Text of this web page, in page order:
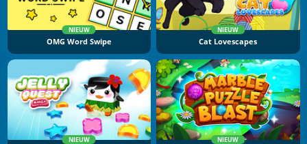
NIEUW
OMG Word Swipe
NIEUW
Cat Lovescapes
NIEUW NIEUW